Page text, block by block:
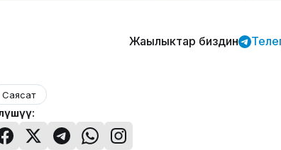
Жаңылыктар биздин
Саясат